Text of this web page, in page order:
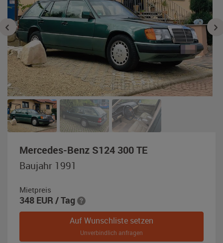
Mercedes-Benz S124 300 TE,
(Malachitgrün)
Baujahr 1991
Mietpreis
348 EUR / Tag
Auf Wunschliste setzen
Unverbindlich anfragen